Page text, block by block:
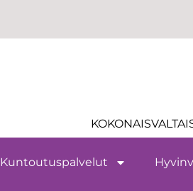
Kuntoutuspalvelut